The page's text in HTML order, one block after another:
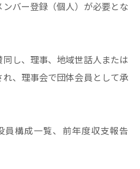
バー登録（個人）が必要とな
し、理事、地域世話人または
、理事会で団体会員として承
構成一覧、前年度収支報告